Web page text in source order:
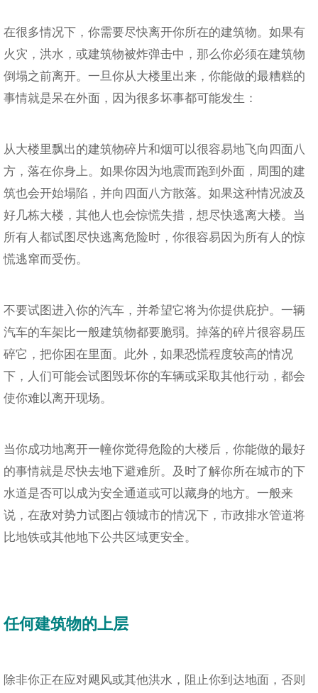
在很多情况下，你需要尽快离开你所在的建筑物。如果有
火灾，洪水，或建筑物被炸弹击中，那么你必须在建筑物
倒塌之前离开。一旦你从大楼里出来，你能做的最糟糕的
事情就是呆在外面，因为很多坏事都可能发生：
从大楼里飘出的建筑物碎片和烟可以很容易地飞向四面八
方，落在你身上。如果你因为地震而跑到外面，周围的建
筑也会开始塌陷，并向四面八方散落。如果这种情况波及
好几栋大楼，其他人也会惊慌失措，想尽快逃离大楼。当
所有人都试图尽快逃离危险时，你很容易因为所有人的惊
慌逃窜而受伤。
不要试图进入你的汽车，并希望它将为你提供庇护。一辆
汽车的车架比一般建筑物都要脆弱。掉落的碎片很容易压
碎它，把你困在里面。此外，如果恐慌程度较高的情况
下，人们可能会试图毁坏你的车辆或采取其他行动，都会
使你难以离开现场。
当你成功地离开一幢你觉得危险的大楼后，你能做的最好
的事情就是尽快去地下避难所。及时了解你所在城市的下
水道是否可以成为安全通道或可以藏身的地方。一般来
说，在敌对势力试图占领城市的情况下，市政排水管道将
比地铁或其他地下公共区域更安全。
任何建筑物的上层
除非你正在应对飓风或其他洪水，阻止你到达地面，否则